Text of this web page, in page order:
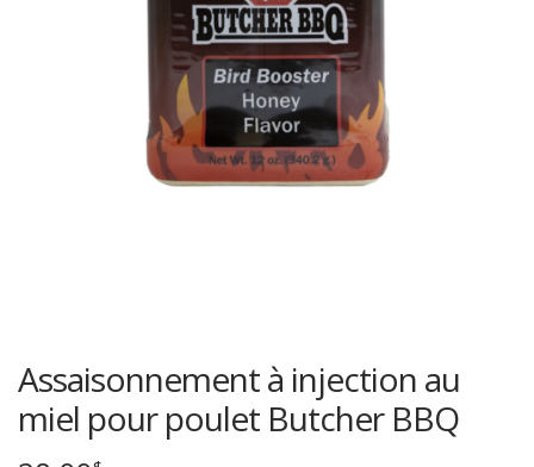
Assaisonnement à injection au
miel pour poulet Butcher BBQ